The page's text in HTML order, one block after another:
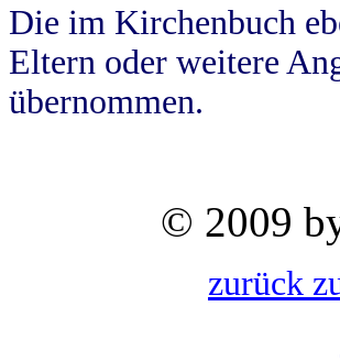
Die im Kirchenbuch
Eltern oder weitere
übernommen.
© 2009
zurück